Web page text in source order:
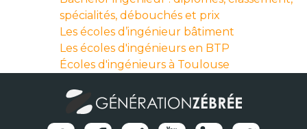
spécialités, débouchés et prix
Les écoles d’ingénieur bâtiment
Les écoles d'ingénieurs en BTP
Écoles d'ingénieurs à Toulouse